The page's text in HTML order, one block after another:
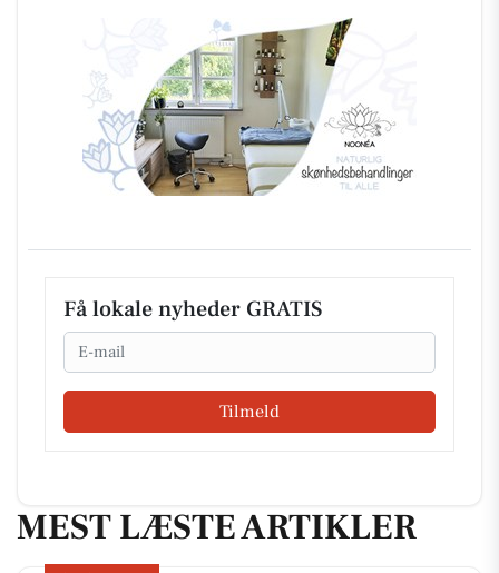
Få lokale nyheder GRATIS
Email
Tilmeld
MEST LÆSTE ARTIKLER